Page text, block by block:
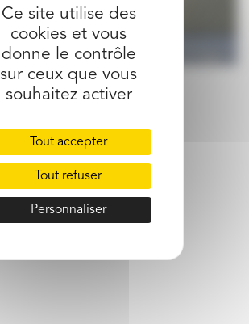
partager l’article
Ce site utilise des
cookies et vous
donne le contrôle
sur ceux que vous
souhaitez activer
Tout accepter
Tout refuser
Personnaliser